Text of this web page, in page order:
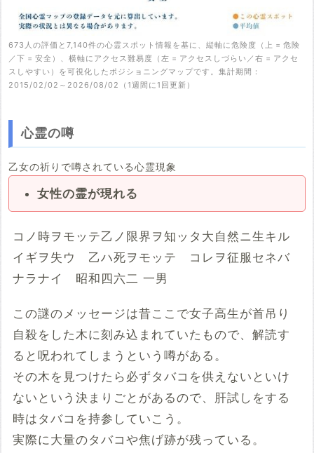
673人の評価と7,140件の心霊スポット情報を基に、縦軸に危険度（上 = 危険
／下 = 安全）、横軸にアクセス難易度（左 = アクセスしづらい／右 = アクセ
スしやすい）を可視化したポジショニングマップです。集計期間：
2015/02/02～2026/08/02（1週間に1回更新）
心霊の噂
乙女の祈りで噂されている心霊現象
女性の霊が現れる
コノ時ヲモッテ乙ノ限界ヲ知ッタ大自然ニ生キル
イギヲ失ウ 乙ハ死ヲモッテ コレヲ征服セネバ
ナラナイ 昭和四六二 一男
この謎のメッセージは昔ここで女子高生が首吊り
自殺をした木に刻み込まれていたもので、解読す
ると呪われてしまうという噂がある。
その木を見つけたら必ずタバコを供えないといけ
ないという決まりごとがあるので、肝試しをする
時はタバコを持参していこう。
実際に大量のタバコや焦げ跡が残っている。